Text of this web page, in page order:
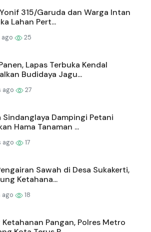
315/Garuda dan Warga Intan
Lahan Pert...
ago 25
Lapas Terbuka Kendal
Budidaya Jagu...
ago 27
Sindanglaya Dampingi Petani
Hama Tanaman ...
ago 17
Sawah di Desa Sukakerti,
Ketahana...
ago 18
Ketahanan Pangan, Polres Metro